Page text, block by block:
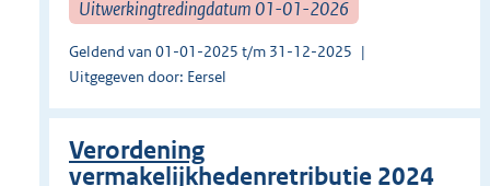
Uitwerkingtredingdatum 01-01-2026
Geldend van 01-01-2025 t/m 31-12-2025
Uitgegeven door: Eersel
Verordening
vermakelijkhedenretributie 2024